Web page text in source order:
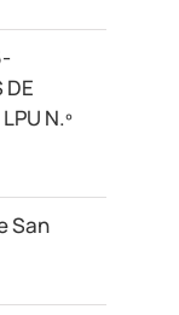
DE
N.º
San